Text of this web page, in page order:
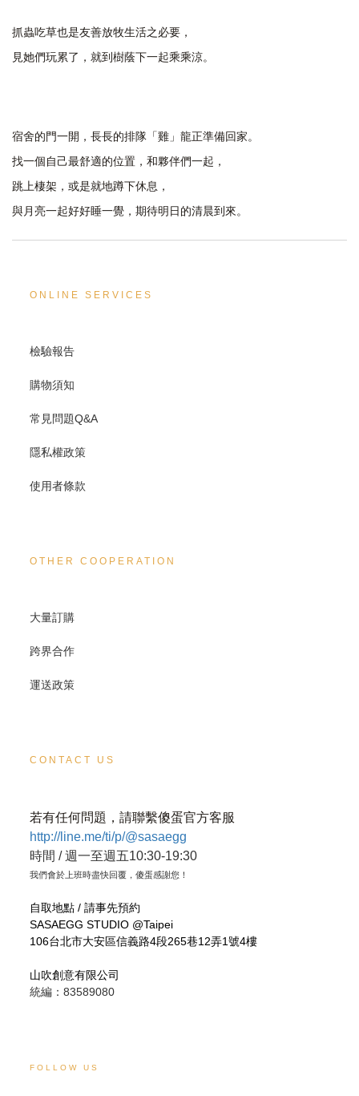
抓蟲吃草也是友善放牧生活之必要，
見她們玩累了，就到樹蔭下一起乘乘涼。
宿舍的門一開，長長的排隊「雞」龍正準備回家。
找一個自己最舒適的位置，和夥伴們一起，
跳上棲架，或是就地蹲下休息，
與月亮一起好好睡一覺，期待明日的清晨到來。
ONLINE SERVICES
檢驗報告
購物須知
常見問題Q&A
隱私權政策
使用者條款
OTHER COOPERATION
大量訂購
跨界合作
運送政策
CONTACT US
若有任何問題，請聯繫傻蛋官方客服
http://line.me/ti/p/@sasaegg
時間 / 週一至週五10:30-19:30
我們會於上班時盡快回覆，傻蛋感謝您！
自取地點 / 請事先預約
SASAEGG STUDIO @Taipei
106台北市大安區信義路4段265巷12弄1號4樓
山吹創意有限公司
統編：83589080
FOLLOW US